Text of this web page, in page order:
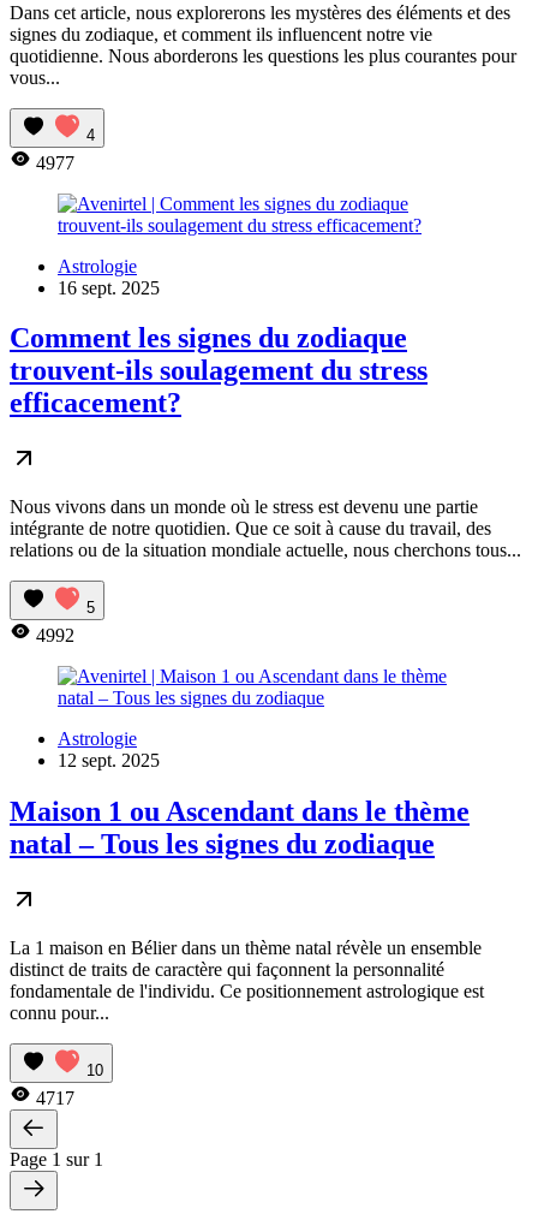
Dans cet article, nous explorerons les mystères des éléments et des
signes du zodiaque, et comment ils influencent notre vie
quotidienne. Nous aborderons les questions les plus courantes pour
vous...
4
4977
Astrologie
16 sept. 2025
Comment les signes du zodiaque
trouvent-ils soulagement du stress
efficacement?
Nous vivons dans un monde où le stress est devenu une partie
intégrante de notre quotidien. Que ce soit à cause du travail, des
relations ou de la situation mondiale actuelle, nous cherchons tous...
5
4992
Astrologie
12 sept. 2025
Maison 1 ou Ascendant dans le thème
natal – Tous les signes du zodiaque
La 1 maison en Bélier dans un thème natal révèle un ensemble
distinct de traits de caractère qui façonnent la personnalité
fondamentale de l'individu. Ce positionnement astrologique est
connu pour...
10
4717
Page 1 sur 1